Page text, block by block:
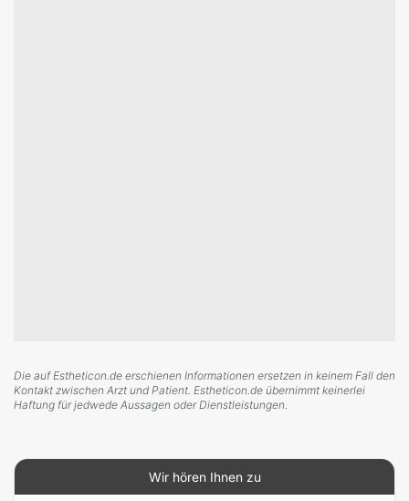
Die auf Estheticon.de erschienen Informationen ersetzen in keinem Fall den
Kontakt zwischen Arzt und Patient. Estheticon.de übernimmt keinerlei
Haftung für jedwede Aussagen oder Dienstleistungen.
Wir hören Ihnen zu